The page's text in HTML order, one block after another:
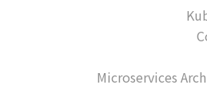
Microservices